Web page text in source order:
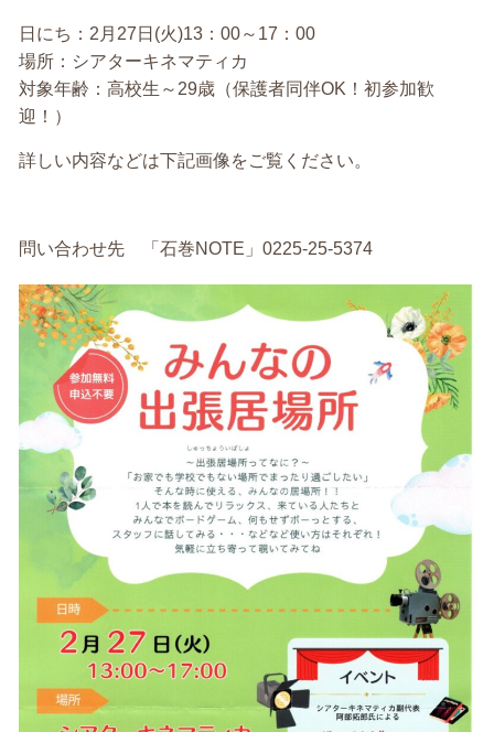
日にち：2月27日(火)13：00～17：00
場所：シアターキネマティカ
対象年齢：高校生～29歳（保護者同伴OK！初参加歓
迎！）
詳しい内容などは下記画像をご覧ください。
問い合わせ先 「石巻NOTE」0225-25-5374